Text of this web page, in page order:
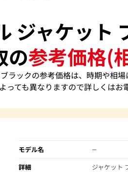
ジャケット
の参考価格(
ラックの参考価格は、時期や相場
っても異なりますので詳しくはお
モデル名
―
詳細
ジャケット